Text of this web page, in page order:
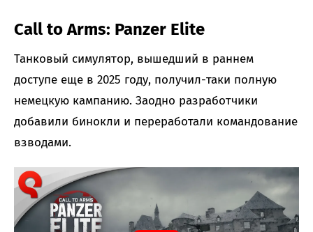
Call to Arms: Panzer Elite
Танковый симулятор, вышедший в раннем
доступе еще в 2025 году, получил-таки полную
немецкую кампанию. Заодно разработчики
добавили бинокли и переработали командование
взводами.